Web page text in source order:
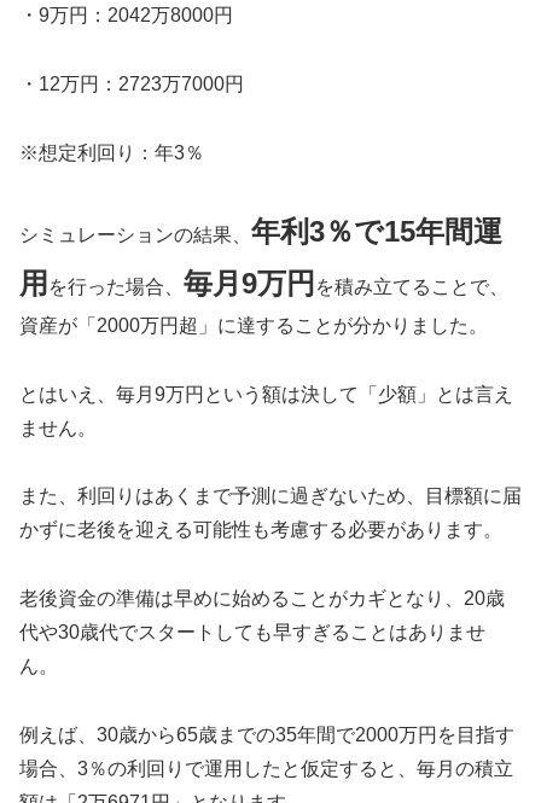
・9万円：2042万8000円
・12万円：2723万7000円
※想定利回り：年3％
シミュレーションの結果、 年利3％で15年間運
用 を行った場合、 毎月9万円 を積み立てることで、
資産が「2000万円超」に達することが分かりました。
とはいえ、毎月9万円という額は決して「少額」とは言え
ません。
また、利回りはあくまで予測に過ぎないため、目標額に届
かずに老後を迎える可能性も考慮する必要があります。
老後資金の準備は早めに始めることがカギとなり、20歳
代や30歳代でスタートしても早すぎることはありませ
ん。
例えば、30歳から65歳までの35年間で2000万円を目指す
場合、3％の利回りで運用したと仮定すると、毎月の積立